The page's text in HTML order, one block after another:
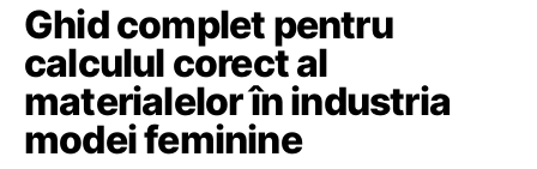
Ghid complet pentru
calculul corect al
materialelor în industria
modei feminine